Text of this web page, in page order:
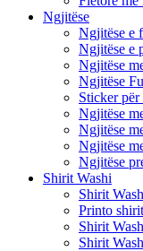
Ngjitëse
Ngjitëse e
Ngjitëse e
Ngjitëse
Ngjitëse
Sticker
Ngjitëse
Ngjitëse
Ngjitëse
Ngjitëse
Shirit Washi
Shirit
Printo
Shirit
Shirit